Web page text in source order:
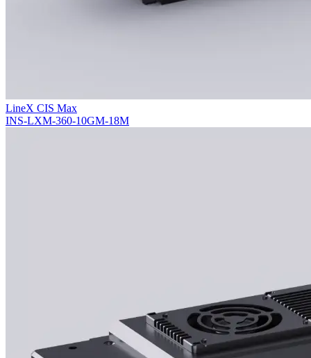
LineX CIS Max
INS-LXM-360-10GM-18M